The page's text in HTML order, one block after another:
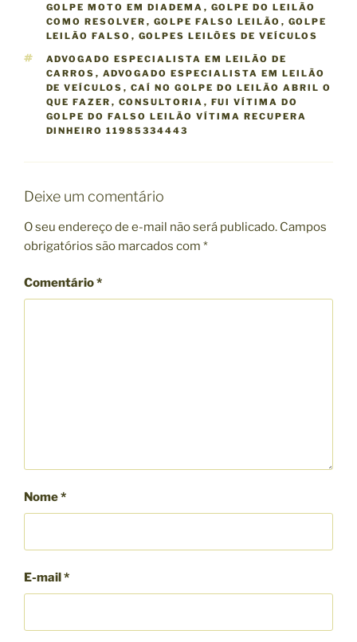
GOLPE MOTO EM DIADEMA , GOLPE DO LEILÃO
COMO RESOLVER , GOLPE FALSO LEILÃO , GOLPE
LEILÃO FALSO , GOLPES LEILÕES DE VEÍCULOS
T
A
G
S
ADVOGADO ESPECIALISTA EM LEILÃO DE
CARROS , ADVOGADO ESPECIALISTA EM LEILÃO
DE VEÍCULOS , CAÍ NO GOLPE DO LEILÃO ABRIL O
QUE FAZER , CONSULTORIA , FUI VÍTIMA DO
GOLPE DO FALSO LEILÃO VÍTIMA RECUPERA
DINHEIRO 11985334443
Deixe um comentário
O seu endereço de e-mail não será publicado. Campos
obrigatórios são marcados com *
Comentário*
Nome*
E-mail *